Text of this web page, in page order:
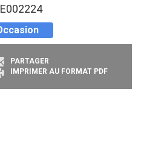
E002224
Occasion
PARTAGER
IMPRIMER AU FORMAT PDF